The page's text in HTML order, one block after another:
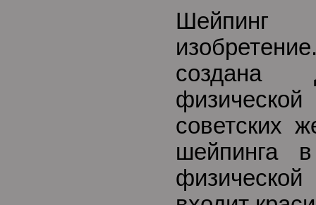
создана
физической
советских
шейпинга
физической